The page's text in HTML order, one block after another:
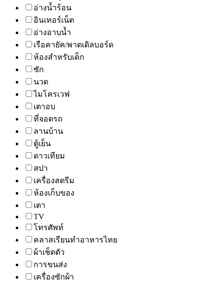
อ่างน้ำร้อน
อินเทอร์เน็ต
อ่างอาบน้ำ
เรือคายัค/พาดเดิลบอร์ด
ห้องสำหรับเด็ก
ซัก
นวด
ไมโครเวฟ
เตาอบ
ที่จอดรถ
ลานบ้าน
ตู้เย็น
ดาวเทียม
สปา
เครื่องสตรีม
ห้องเก็บของ
เตา
TV
โทรศัพท์
คลาสเรียนทำอาหารไทย
ผ้าเช็ดตัว
การขนส่ง
เครื่องซักผ้า